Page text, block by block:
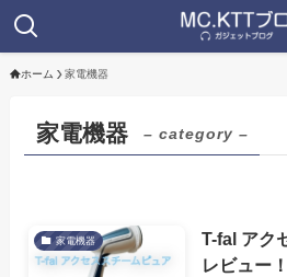
ホーム 家電機器
家電機器 – category –
家電機器
T-fal アク
レビュー